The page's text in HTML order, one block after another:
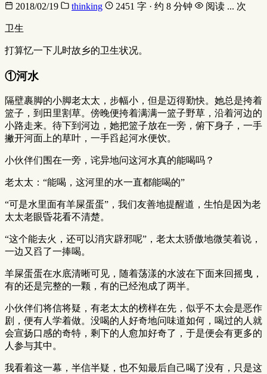
2018/02/19 thinking 2451 字 · 约 8 分钟 阅读 ... 次
卫生
打算忆一下儿时故乡的卫生状况。
①河水
隔壁裹脚的小脚老太太，步幅小，但是迈得勤快。她总是挎着
篮子，到田里割草。傍晚便挎着满满一篮子野草，沿着河边的
小路走来。待下到河边，她把篮子放在一旁，俯下身子，一手
撇开河面上的草叶，一手舀起河水便饮。
小伙伴们围在一旁，诧异地问这河水真的能喝吗？
老太太：“能喝，这河里的水一直都能喝的”
“可是水里面有羊屎蛋蛋”，我们友善地提醒道，生怕是因为老
太太老眼昏花看不清楚。
“这个能去火，还可以消灾辟邪呢”，老太太骄傲地微笑着说，
一边又舀了一捧喝。
羊屎蛋蛋在水底清晰可见，随着荡漾的水波在下面来回摇曳，
有的还是完整的一颗，有的已经泡成了两半。
小伙伴们将信将疑，有老太太的榜样在先，似乎不太会是恶作
剧，便有人学着做。没喝的人好奇地问味道如何，喝过的人就
会宣扬口感的奇特，剩下的人愈加好奇了，于是便会有更多的
人参与其中。
我看着这一幕，半信半疑，也不知最后自己喝了没有，只是这